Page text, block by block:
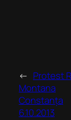
← Protest
Montana
Constanța
6.10.2013